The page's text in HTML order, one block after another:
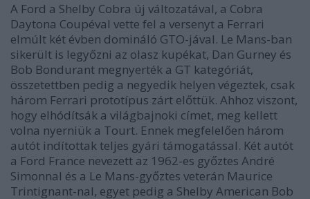
A Ford a Shelby Cobra új változatával, a Cobra
Daytona Coupéval vette fel a versenyt a Ferrari
elmúlt két évben domináló GTO-jával. Le Mans-ban
sikerült is legyőzni az olasz kupékat, Dan Gurney és
Bob Bondurant megnyerték a GT kategóriát,
összetettben pedig a negyedik helyen végeztek, csak
három Ferrari prototípus zárt előttük. Ahhoz viszont,
hogy elhódítsák a világbajnoki címet, meg kellett
volna nyerniük a Tourt. Ennek megfelelően három
autót indítottak teljes gyári támogatással. Két autót
a Ford France nevezett az 1962-es győztes André
Simonnal és a Le Mans-győztes veterán Maurice
Trintignant-nal, egyet pedig a Shelby American Bob